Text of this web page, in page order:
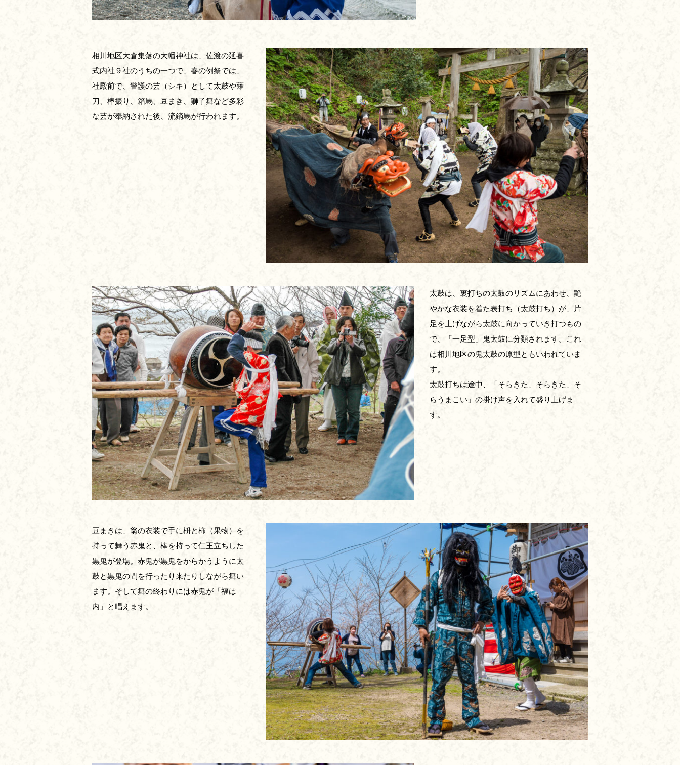
相川地区大倉集落の大幡神社は、佐渡の延喜
式内社９社のうちの一つで、春の例祭では、
社殿前で、警護の芸（シキ）として太鼓や薙
刀、棒振り、箱馬、豆まき、獅子舞など多彩
な芸が奉納された後、流鏑馬が行われます。
太鼓は、裏打ちの太鼓のリズムにあわせ、艶
やかな衣装を着た表打ち（太鼓打ち）が、片
足を上げながら太鼓に向かっていき打つもの
で、「一足型」鬼太鼓に分類されます。これ
は相川地区の鬼太鼓の原型ともいわれていま
す。
太鼓打ちは途中、「そらきた、そらきた、そ
らうまこい」の掛け声を入れて盛り上げま
す。
豆まきは、翁の衣装で手に枡と柿（果物）を
持って舞う赤鬼と、棒を持って仁王立ちした
黒鬼が登場。赤鬼が黒鬼をからかうように太
鼓と黒鬼の間を行ったり来たりしながら舞い
ます。そして舞の終わりには赤鬼が「福は
内」と唱えます。